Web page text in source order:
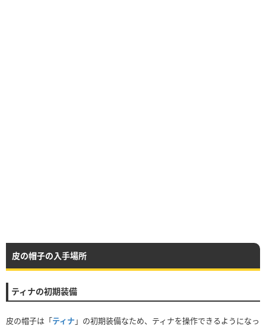
皮の帽子の入手場所
ティナの初期装備
皮の帽子は「ティナ 」の初期装備なため、ティナを操作できるようになっ